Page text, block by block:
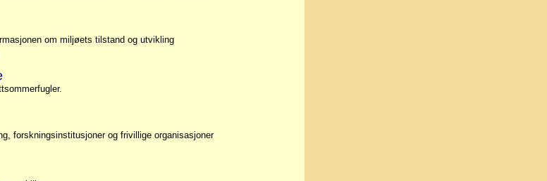
om miljøets tilstand og utvikling
forskningsinstitusjoner og frivillige organisasjoner